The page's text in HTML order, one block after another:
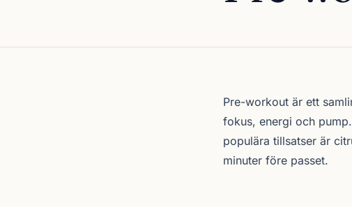
Pre-workout är ett
fokus, energi och
populära tillsatser är
minuter före passet.